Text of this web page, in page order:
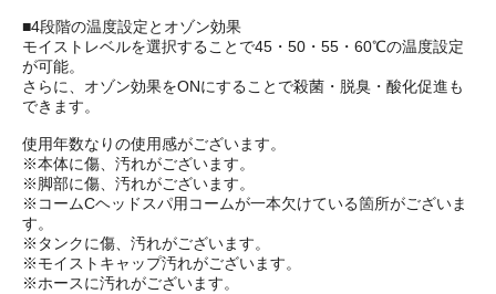
■4段階の温度設定とオゾン効果
モイストレベルを選択することで45・50・55・60℃の温度設定
が可能。
さらに、オゾン効果をONにすることで殺菌・脱臭・酸化促進も
できます。
使用年数なりの使用感がございます。
※本体に傷、汚れがございます。
※脚部に傷、汚れがございます。
※コームCヘッドスパ用コームが一本欠けている箇所がございま
す。
※タンクに傷、汚れがございます。
※モイストキャップ汚れがございます。
※ホースに汚れがございます。